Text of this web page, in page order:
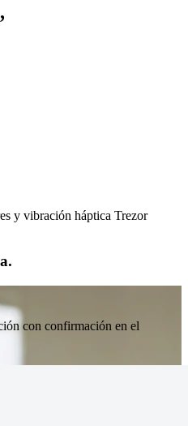
y vibración háptica Trezor
con confirmación en el